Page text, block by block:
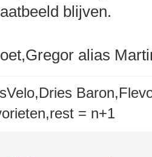
blijven.
alias
= n+1